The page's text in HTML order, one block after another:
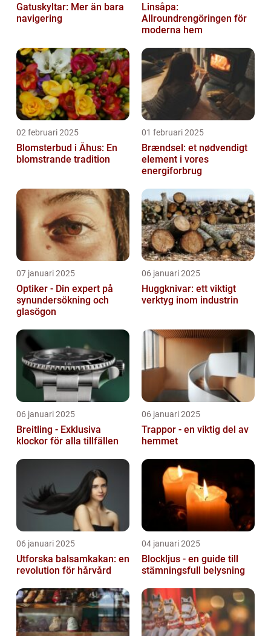
Gatuskyltar: Mer än bara
navigering
Linsåpa:
Allroundrengöringen för
moderna hem
02 februari 2025
Blomsterbud i Åhus: En
blomstrande tradition
01 februari 2025
Brændsel: et nødvendigt
element i vores
energiforbrug
07 januari 2025
Optiker - Din expert på
synundersökning och
glasögon
06 januari 2025
Huggknivar: ett viktigt
verktyg inom industrin
06 januari 2025
Breitling - Exklusiva
klockor för alla tillfällen
06 januari 2025
Trappor - en viktig del av
hemmet
06 januari 2025
Utforska balsamkakan: en
revolution för hårvård
04 januari 2025
Blockljus - en guide till
stämningsfull belysning